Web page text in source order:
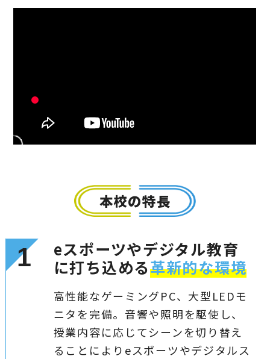
本校の特長
1
eスポーツやデジタル教育
に打ち込める革新的な環境
高性能なゲーミングPC、大型LEDモ
ニタを完備。音響や照明を駆使し、
授業内容に応じてシーンを切り替え
ることによりeスポーツやデジタルス